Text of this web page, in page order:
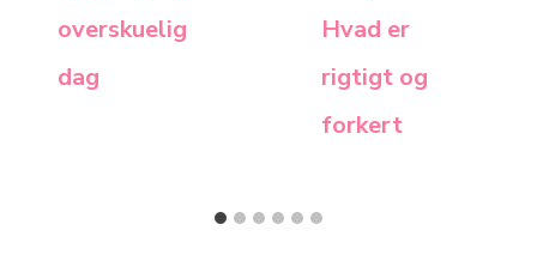
overskuelig
dag
Hvad er
rigtigt og
forkert